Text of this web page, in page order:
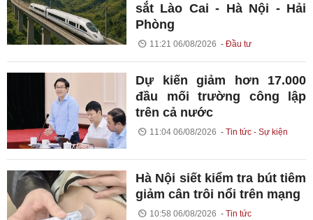
sắt Lào Cai - Hà Nội - Hải
Phòng
11:21 06/08/2026 Đầu tư
Dự kiến giảm hơn 17.000
đầu mối trường công lập
trên cả nước
11:04 06/08/2026 Tin tức - Sự kiện
Hà Nội siết kiểm tra bút tiêm
giảm cân trôi nổi trên mạng
10:58 06/08/2026 Tin tức